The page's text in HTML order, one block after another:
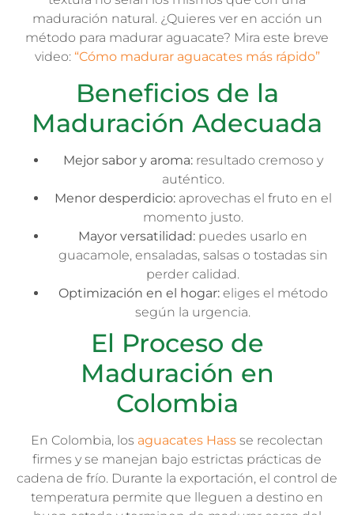
maduración natural. ¿Quieres ver en acción un
método para madurar aguacate? Mira este breve
video: “Cómo madurar aguacates más rápido”
Beneficios de la
Maduración Adecuada
Mejor sabor y aroma:resultado cremoso y
auténtico.
Menor desperdicio:aprovechas el fruto en el
momento justo.
Mayor versatilidad: puedes usarlo en
guacamole, ensaladas, salsas o tostadas sin
perder calidad.
Optimización en el hogar:eliges el método
según la urgencia.
El Proceso de
Maduración en
Colombia
En Colombia, los aguacates Hass se recolectan
firmes y se manejan bajo estrictas prácticas de
cadena de frío. Durante la exportación, el control de
temperatura permite que lleguen a destino en